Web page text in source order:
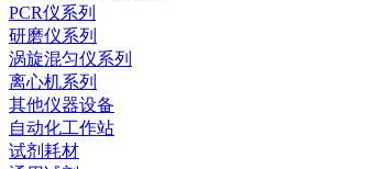
PCR仪系列
研磨仪系列
涡旋混匀仪系列
离心机系列
其他仪器设备
自动化工作站
试剂耗材